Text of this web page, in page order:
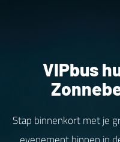
VIPbus
Stap binnenkort met je